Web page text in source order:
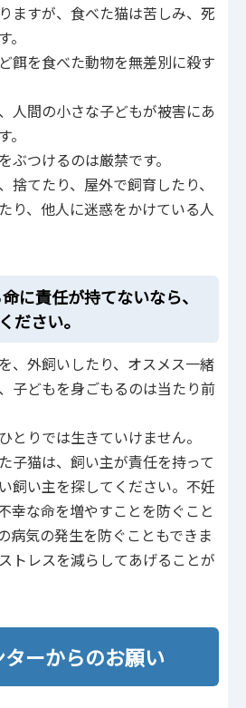
ますが、食べた猫は苦しみ、死
餌を食べた動物を無差別に殺す
人間の小さな子どもが被害にあ
つけるのは厳禁です。
てたり、屋外で飼育したり、
り、他人に迷惑をかけている人
に責任が持てないなら、
ださい。
、外飼いしたり、オスメス一緒
子どもを身ごもるのは当たり前
とりでは生きていけません。
子猫は、飼い主が責任を持って
飼い主を探してください。不妊
幸な命を増やすことを防ぐこと
病気の発生を防ぐこともできま
トレスを減らしてあげることが
ーからのお願い